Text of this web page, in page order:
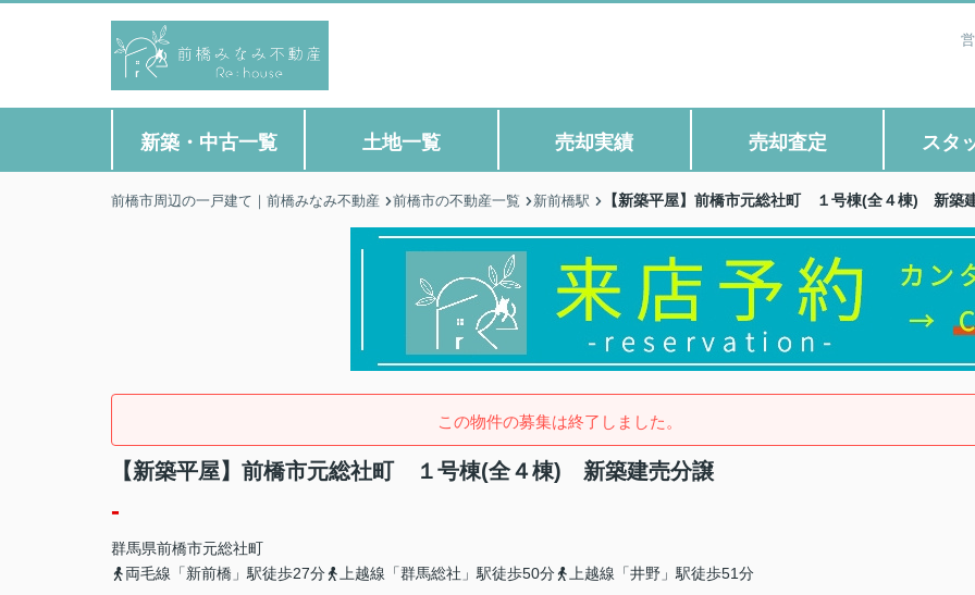
新築・中古一覧 土地一覧 売却実績 売却査定 スタ
前橋市周辺の一戸建て｜前橋みなみ不動産 前橋市の不動産一覧 新前橋駅 【新築平屋】前橋市元総社町 １号棟(全４棟) 新築
この物件の募集は終了しました。
【新築平屋】前橋市元総社町 １号棟(全４棟) 新築建売分譲
-
群馬県前橋市元総社町
両毛線「新前橋」駅徒歩27分
上越線「群馬総社」駅徒歩50分 上越線「井野」駅徒歩51分